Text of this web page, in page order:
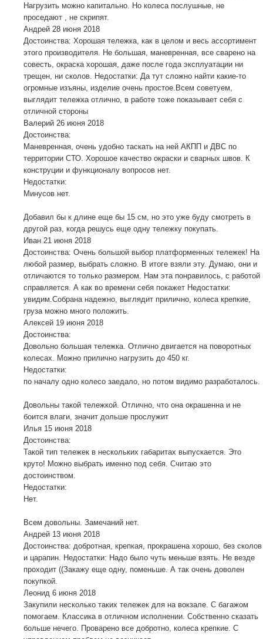
Нагрузить можно капитально. Но колеса послушные, не
проседают , не скрипят.
Андрей 28 июня 2018
Достоинства: Хорошая тележка, как в целом и весь ассортимент
этого производителя. Не большая, маневренная, все сварено на
совесть, окраска хорошая, даже после года эксплуатации ни
трещен, ни сколов. Недостатки: Да тут сложно найти какие-то
огромные изъяны, изделие очень простое.Всем советуем,
выглядит тележка отлично, в работе тоже показывает себя с
отличной стороны
Валерий 26 июня 2018
Достоинства:
Маневренная, очень удобно таскать на ней АКПП и ДВС по
территории СТО. Хорошое качество окраски и сварных швов. К
конструции и функционалу вопросов нет.
Недостатки:
Минусов нет.
Добавил бы к длине еще бы 15 см, но это уже буду смотреть в
другой раз, когда решусь еще одну тележку покупать.
Иван 21 июня 2018
Достоинства: Очень большой выбор платформенных тележек! На
любой размер, выбрать сложно. В итоге взяли эту. Думаю, они и
отличаются то только размером. Нам эта понравилось, с работой
справляется. А как во времени себя покажет Недостатки:
увидим.Собрана надежно, выглядит прилично, колеса крепкие,
груза можно много положить.
Алексей 19 июня 2018
Достоинства:
Довольно большая тележка. Отлично двигается на поворотных
колесах. Можно прилично нагрузить до 450 кг.
Недостатки:
по началу одно колесо заедало, но потом видимо разработалось.
Довольны такой тележкой. Отлично, что она окрашенна и не
боится влаги, значит дольше прослужит
Илья 15 июня 2018
Достоинства:
Такой тип тележек в нескольких габаритах выпускается. Это
круто! Можно выбрать именно под себя. Считаю это
достоинством.
Недостатки:
Нет.
Всем довольны. Замечаний нет.
Андрей 13 июня 2018
Достоинства: добротная, крепкая, прокрашена хорошо, без сколов
и царапин. Недостатки: Надо было чуть меньше взять. Не везде
проходит ((Закажу еще одну, поменьше. А так очень доволен
покупкой.
Леонид 6 июня 2018
Закупили несколько таких тележек для на вокзале. С багажом
помогаем. Классика в отличном исполнении. Собственно сказать
больше нечего. Проварено все добротно, колеса крепкие. С